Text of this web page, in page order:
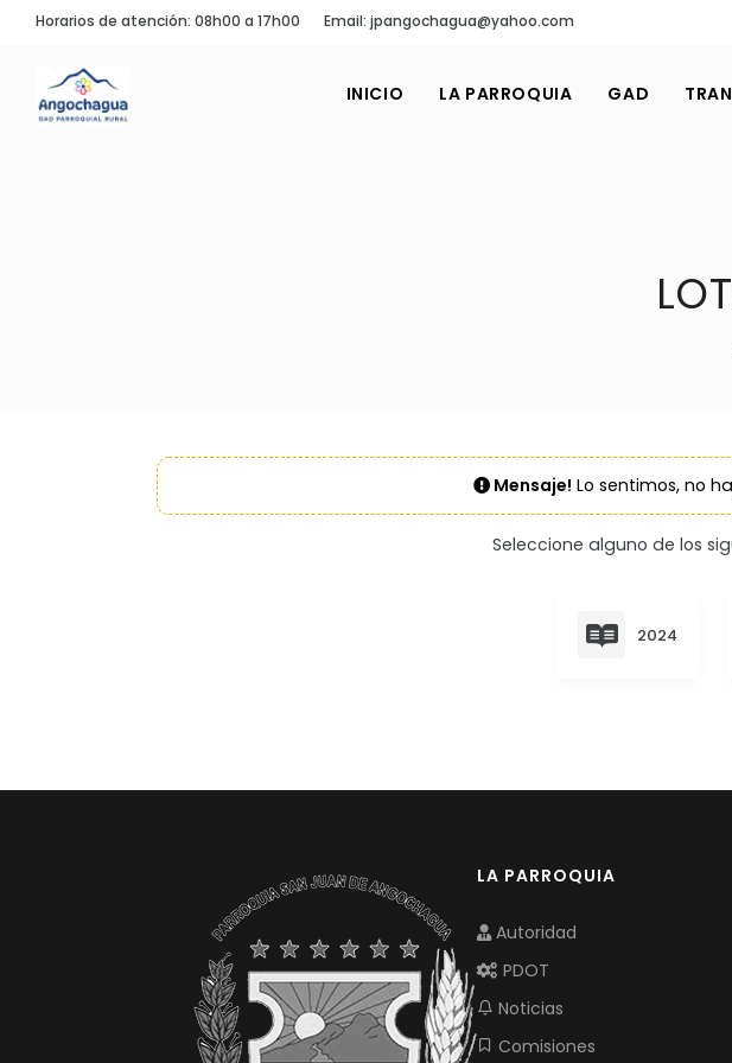
Horarios de atención: 08h00 a 17h00 Email: jpangochagua@yahoo.com
INICIO LA PARROQUIA GAD
Mensaje! Lo sentimos, no
Seleccione alguno de los
2024
LA PARROQUIA
Autoridad
PDOT
Noticias
Comisiones